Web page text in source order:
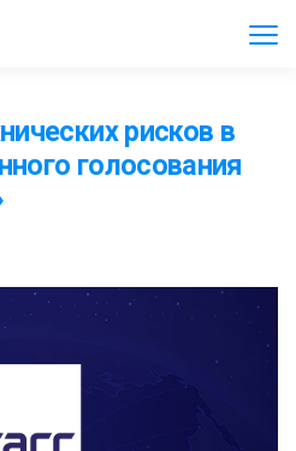
рисков в
голосования